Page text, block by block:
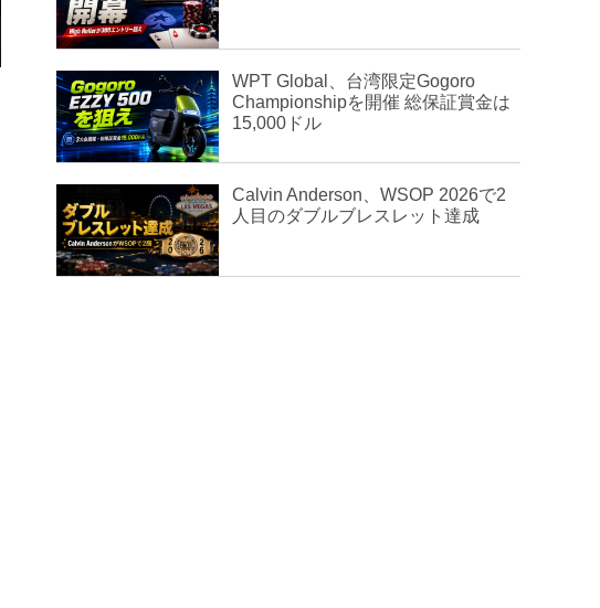
WPT Global、台湾限定Gogoro
Championshipを開催 総保証賞金は
15,000ドル
Calvin Anderson、WSOP 2026で2
人目のダブルブレスレット達成